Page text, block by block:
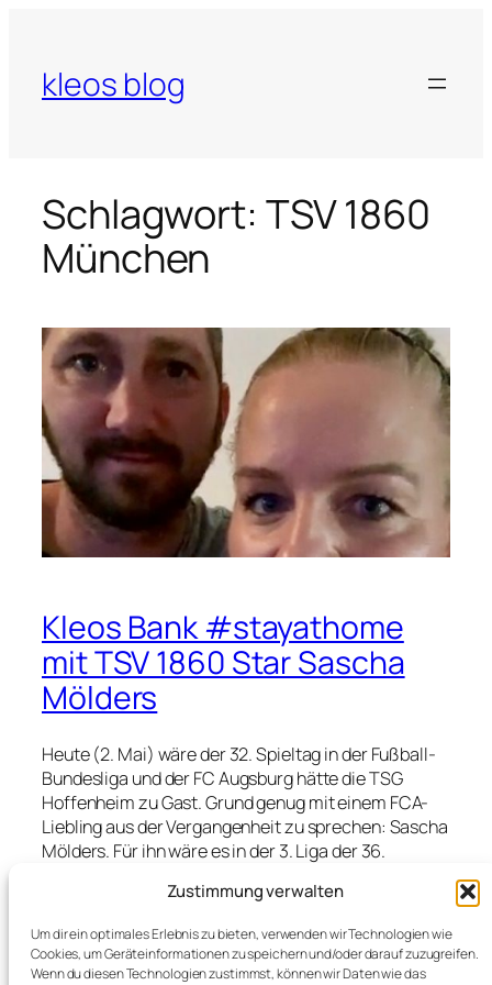
Zustimmung verwalten
Um dir ein optimales Erlebnis zu bieten, verwenden wir Technologien wie
Cookies, um Geräteinformationen zu speichern und/oder darauf zuzugreifen.
Wenn du diesen Technologien zustimmst, können wir Daten wie das
springen
kleos blog
Schlagwort: TSV 1860
München
Kleos Bank #stayathome
mit TSV 1860 Star Sascha
Mölders
Heute (2. Mai) wäre der 32. Spieltag in der Fußball-
Bundesliga und der FC Augsburg hätte die TSG
Hoffenheim zu Gast. Grund genug mit einem FCA-
Liebling aus der Vergangenheit zu sprechen: Sascha
Mölders. Für ihn wäre es in der 3. Liga der 36.
Lokalderby gegen Haching. Bei einem alkoholfreien
Weizen vom Brauhaus Riegele spreche ich mit
Sascha und seiner Frau Ivonne über das Leben in
einer Profi-Fußballer-Familie in diesen Fußball